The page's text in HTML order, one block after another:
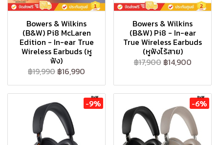
Bowers & Wilkins
(B&W) Pi8 McLaren
Edition - In-ear True
Wireless Earbuds (หู
ฟัง)
฿19,990 ฿16,990
Bowers & Wilkins
(B&W) Pi8 - In-ear
True Wireless Earbuds
(หูฟังไร้สาย)
฿17,900 ฿14,900
-9% -6%